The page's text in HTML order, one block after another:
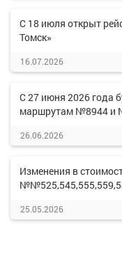
С 18 июля открыт
Томск»
16.07.2026
С 27 июня 2026 года
маршрутам №8944 и
26.06.2026
Изменения в
25.05.2026